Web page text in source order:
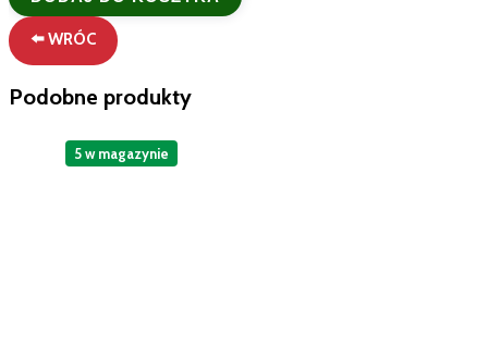
Control
Kwiatowa
Świeżość
Płyn
⬅️ WRÓC
Podobne produkty
5 w magazynie